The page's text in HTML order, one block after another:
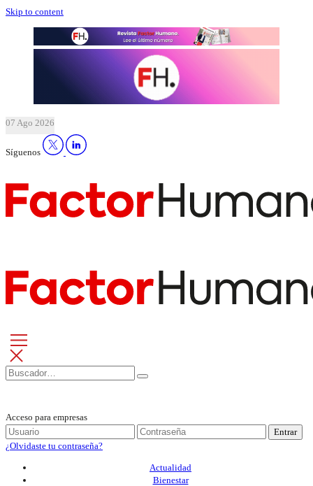
Skip to content
07 Ago 2026
Síguenos
Acceso para empresas
Entrar
¿Olvidaste tu contraseña?
Actualidad
Bienestar